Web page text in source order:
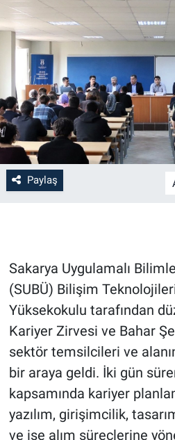
Paylaş
Sakarya Uygulamalı
(SUBÜ) Bilişim
Yüksekokulu tarafından
Kariyer Zirvesi ve Bahar
sektör temsilcileri ve
bir araya geldi. İki gün
kapsamında kariyer
yazılım, girişimcilik,
ve işe alım süreçlerine